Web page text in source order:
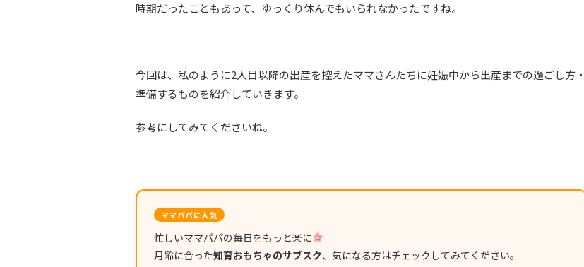
時期だったこともあって、ゆっくり休んでもいられなかったですね。
今回は、私のように2人目以降の出産を控えたママさんたちに妊娠中から出産までの過ごし方・
準備するものを紹介していきます。
参考にしてみてくださいね。
ママパパに人気
忙しいママパパの毎日をもっと楽に
月齢に合った知育おもちゃのサブスク、気になる方はチェックしてみてください。